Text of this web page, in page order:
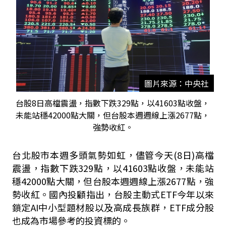
圖片來源：中央社
台股8日高檔震盪，指數下跌329點，以41603點收盤，
未能站穩42000點大關，但台股本週週線上漲2677點，
強勢收紅。
台北股市本週多頭氣勢如虹，儘管今天(8日)高檔
震盪，指數下跌329點，以41603點收盤，未能站
穩42000點大關，但台股本週週線上漲2677點，強
勢收紅。國內投顧指出，台股主動式ETF今年以來
鎖定AI中小型題材股以及高成長族群， ETF成分股
也成為市場參考的投資標的。